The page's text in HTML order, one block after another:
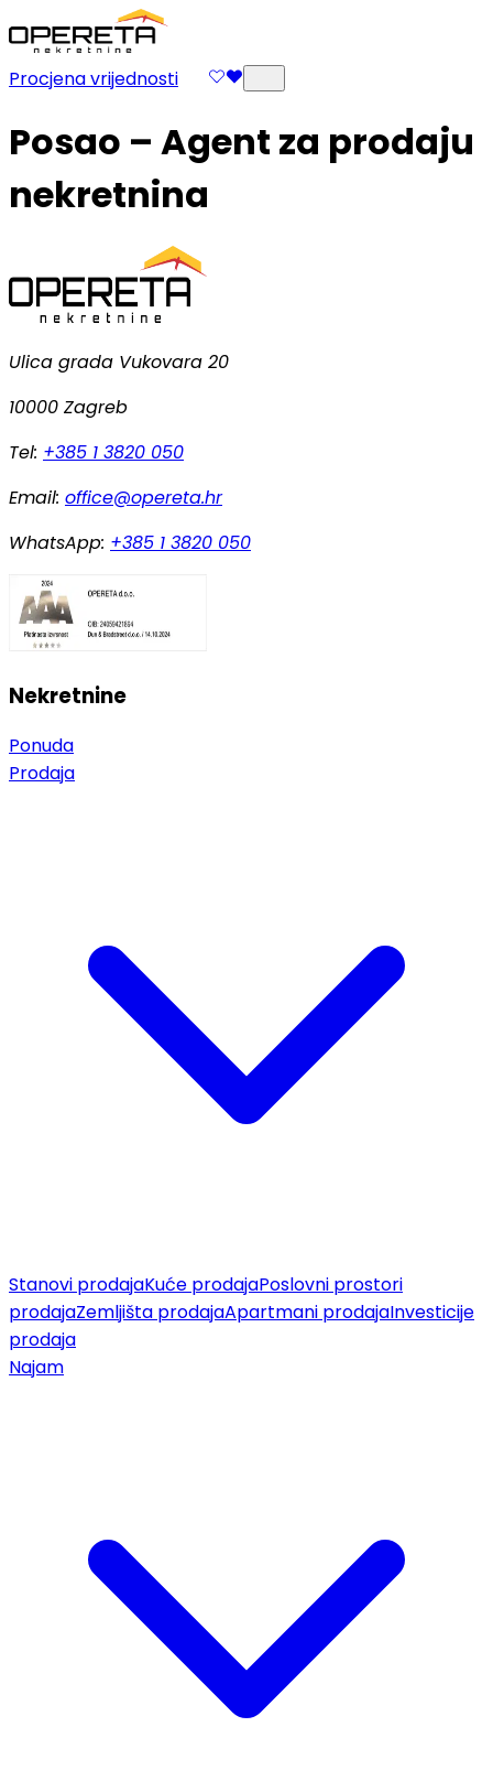
Procjena vrijednosti
Posao – Agent za prodaju
nekretnina
Ulica grada Vukovara 20
10000 Zagreb
Tel: +385 1 3820 050
Email: office@opereta.hr
WhatsApp: +385 1 3820 050
Nekretnine
Ponuda
Prodaja
Stanovi prodajaKuće prodajaPoslovni prostori
prodajaZemljišta prodajaApartmani prodajaInvesticije
prodaja
Najam